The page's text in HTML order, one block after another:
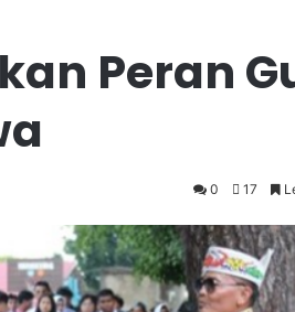
Peran
0 17